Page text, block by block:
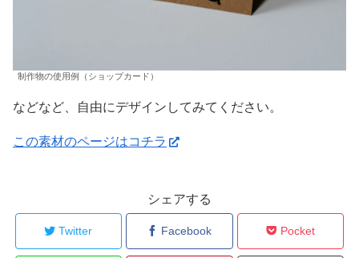
制作物の使用例（ショップカード）
などなど、自由にデザインしてみてください。
この素材のページはコチラ
シェアする
Twitter Facebook Pocket